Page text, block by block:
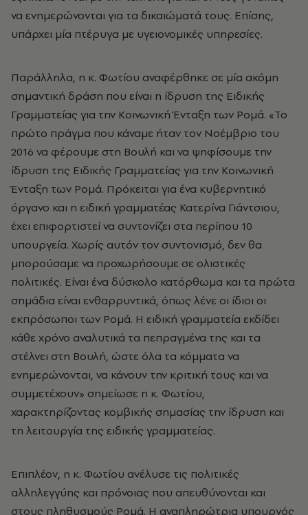
να ενημερώνονται για τα δικαιώματά τους. Επίσης,
υπάρχει μία πτέρυγα με υγειονομικές υπηρεσίες.
Παράλληλα, η κ. Φωτίου αναφέρθηκε σε μία ακόμη
σημαντική δράση που είναι η ίδρυση της Ειδικής
Γραμματείας για την Κοινωνική Ένταξη των Ρομά. «Το
πρώτο πράγμα που κάναμε ήταν τον Νοέμβριο του
2016 να φέρουμε στη Βουλή και να ψηφίσουμε την
ίδρυση της Ειδικής Γραμματείας για την Κοινωνική
Ένταξη των Ρομά. Πρόκειται για ένα κυβερνητικό
όργανο και η ειδική γραμματέας Κατερίνα Γιάντσιου,
έχει επιφορτιστεί να συντονίζει στα περίπου 10
υπουργεία. Χωρίς αυτόν τον συντονισμό, δεν θα
μπορούσαμε να προχωρήσουμε σε ολιστικές
πολιτικές. Είναι ένα δύσκολο κατόρθωμα και τα πρώτα
σημάδια είναι ενθαρρυντικά, όπως λένε οι ίδιοι οι
εκπρόσωποι των Ρομά. Η ειδική γραμματεία εκδίδει
κάθε χρόνο αναλυτικά τα πεπραγμένα της και τα
στέλνει στη Βουλή, ώστε όλα τα κόμματα να
ενημερώνονται, να κάνουν την κριτική τους και να
συμμετέχουν» σημείωσε η κ. Φωτίου,
χαρακτηρίζοντας κομβικής σημασίας την ίδρυση και
τη λειτουργία της ειδικής γραμματείας.
Επιπλέον, η κ. Φωτίου ανέλυσε τις πολιτικές
αλληλεγγύης και πρόνοιας που απευθύνονται και
στους πληθυσμούς Ρομά. Η αναπληρώτρια υπουργός